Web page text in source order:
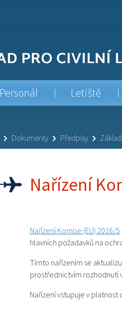
Personál Letiště
Dokumenty Předpisy
Nařízení
Nařízení Komise (EU) 2016/5
hlavních požadavků na
Tímto nařízením se
prostřednictvím rozhodnutí
Nařízení vstupuje v platnost